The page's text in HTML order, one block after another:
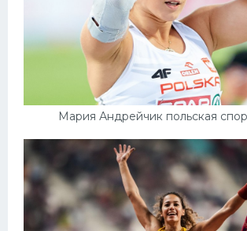
Мария Андрейчик польская